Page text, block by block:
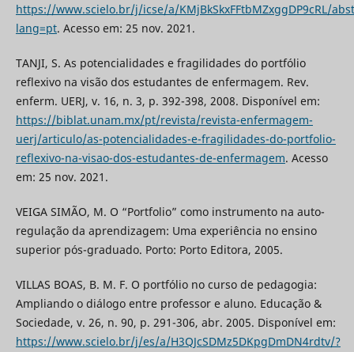
https://www.scielo.br/j/icse/a/KMjBkSkxFFtbMZxggDP9cRL/
lang=pt. Acesso em: 25 nov. 2021.
TANJI, S. As potencialidades e fragilidades do portfólio
reflexivo na visão dos estudantes de enfermagem. Rev.
enferm. UERJ, v. 16, n. 3, p. 392-398, 2008. Disponível em:
https://biblat.unam.mx/pt/revista/revista-enfermagem-
uerj/articulo/as-potencialidades-e-fragilidades-do-portfolio-
reflexivo-na-visao-dos-estudantes-de-enfermagem. Acesso
em: 25 nov. 2021.
VEIGA SIMÃO, M. O “Portfolio” como instrumento na auto-
regulação da aprendizagem: Uma experiência no ensino
superior pós-graduado. Porto: Porto Editora, 2005.
VILLAS BOAS, B. M. F. O portfólio no curso de pedagogia:
Ampliando o diálogo entre professor e aluno. Educação &
Sociedade, v. 26, n. 90, p. 291-306, abr. 2005. Disponível em:
https://www.scielo.br/j/es/a/H3QJcSDMz5DKpgDmDN4rdtv/?